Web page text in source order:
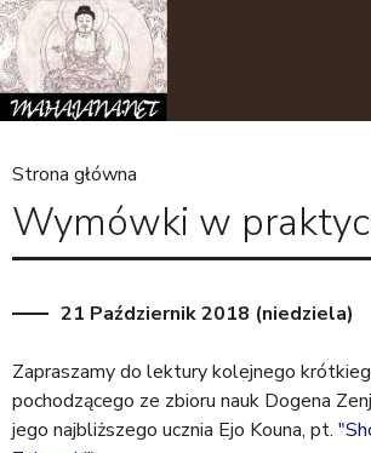
J
e
t
e
ś
t
Strona główna
Wymówki w
21 Październik 2018 (niedziela)
Zapraszamy do lektury kolejnego
pochodzącego ze zbioru nauk Dogena
jego najbliższego ucznia Ejo Kouna, pt.